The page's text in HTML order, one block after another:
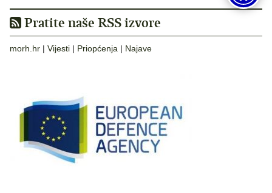
Pratite naše RSS izvore
morh.hr | Vijesti | Priopćenja | Najave